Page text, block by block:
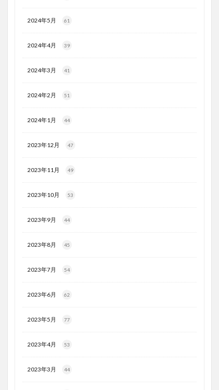
2024年5月 61
2024年4月 39
2024年3月 41
2024年2月 51
2024年1月 44
2023年12月 47
2023年11月 49
2023年10月 53
2023年9月 44
2023年8月 45
2023年7月 54
2023年6月 62
2023年5月 77
2023年4月 53
2023年3月 44